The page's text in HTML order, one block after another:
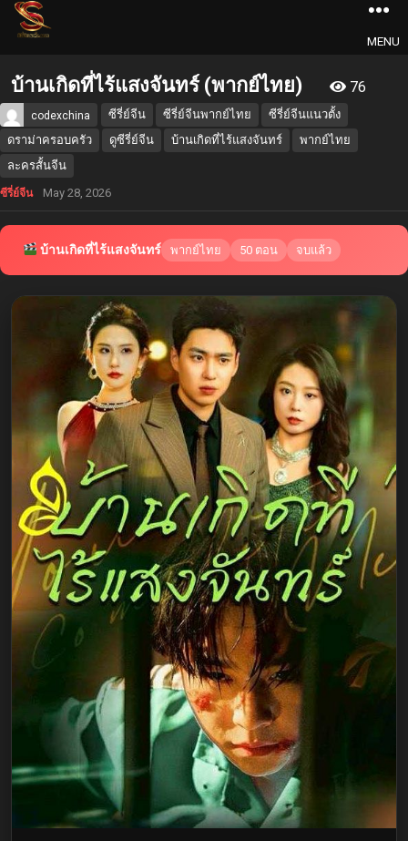
MENU
บ้านเกิดที่ไร้แสงจันทร์ (พากย์ไทย) 76
codexchina ซีรี่ย์จีน ซีรี่ย์จีนพากย์ไทย
ซีรี่ย์จีนแนวตั้ง
ดราม่าครอบครัว
ดูซีรี่ย์จีน บ้านเกิดที่ไร้แสงจันทร์
พากย์ไทย
ละครสั้นจีน
ซีรี่ย์จีน May 28, 2026
บ้านเกิดที่ไร้แสงจันทร์ พากย์ไทย 50 ตอน จบแล้ว